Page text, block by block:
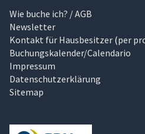
Wie buche ich? / AGB
Newsletter
Kontakt für Hausbesitzer (per
Buchungskalender/Calendario
Impressum
Datenschutzerklärung
Sitemap